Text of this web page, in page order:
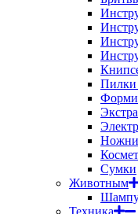
Пилки
Сумки
Животным
Техника